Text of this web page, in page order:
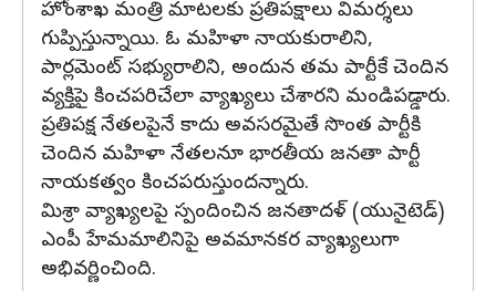
హోంశాఖ మంత్రి మాటలకు ప్రతిపక్షాలు విమర్శలు
గుప్పిస్తున్నాయి. ఓ మహిళా నాయకురాలిని,
పార్లమెంట్ సభ్యురాలిని, అందున తమ పార్టీకే చెందిన
వ్యక్తిపై కించపరిచేలా వ్యాఖ్యలు చేశారని మండిపడ్డారు.
ప్రతిపక్ష నేతలపైనే కాదు అవసరమైతే సొంత పార్టీకి
చెందిన మహిళా నేతలనూ భారతీయ జనతా పార్టీ
నాయకత్వం కించపరుస్తుందన్నారు.
మిశ్రా వ్యాఖ్యలపై స్పందించిన జనతాదళ్ (యునైటెడ్)
ఎంపీ హేమమాలినిపై అవమానకర వ్యాఖ్యలుగా
అభివర్ణించింది.